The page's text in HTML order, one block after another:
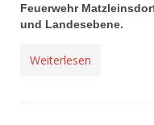
Feuerwehr
und Landesebene.
Weiterlesen